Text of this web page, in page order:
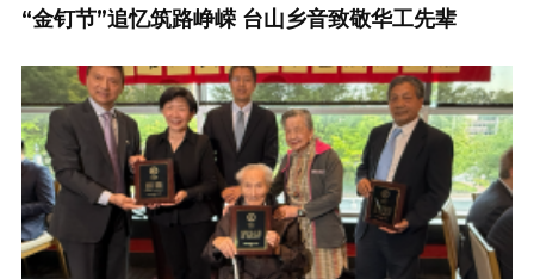
“金钉节”追忆筑路峥嵘 台山乡音致敬华工先辈